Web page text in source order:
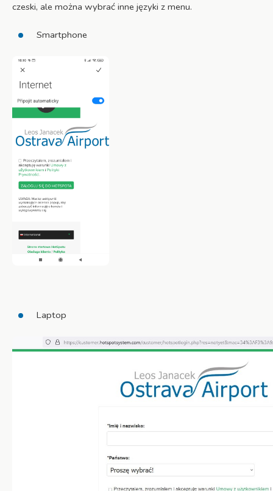
czeski, ale można wybrać inne języki z menu.
Smartphone
Laptop